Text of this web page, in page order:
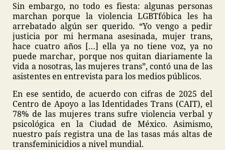
Sin embargo, no todo es fiesta: algunas personas
marchan porque la violencia LGBTfóbica les ha
arrebatado algún ser querido. “Yo vengo a pedir
justicia por mi hermana asesinada, mujer trans,
hace cuatro años […] ella ya no tiene voz, ya no
puede marchar, porque nos quitan diariamente la
vida a nosotras, las mujeres trans”, contó una de las
asistentes en entrevista para los medios públicos.
En ese sentido, de acuerdo con cifras de 2025 del
Centro de Apoyo a las Identidades Trans (CAIT), el
78% de las mujeres trans sufre violencia verbal y
psicológica en la Ciudad de México. Asimismo,
nuestro país registra una de las tasas más altas de
transfeminicidios a nivel mundial.